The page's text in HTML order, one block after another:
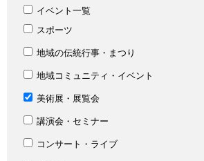
イベント
スポーツ
地域の伝統行事・まつり
地域コミュニティ・イベント
美術展・展覧会
講演会・セミナー
コンサート・ライブ